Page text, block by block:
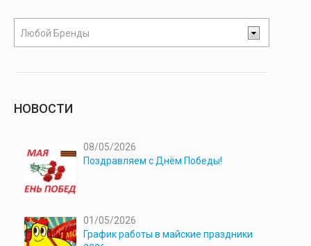
Любой Бренды
НОВОСТИ
08/05/2026
Поздравляем с Днём Победы!
01/05/2026
График работы в майские праздники